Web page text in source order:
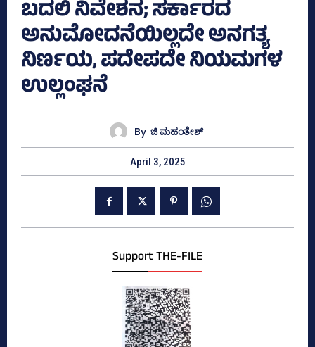
ಬದಲಿ ನಿವೇಶನ; ಸರ್ಕಾರದ
ಅನುಮೋದನೆಯಿಲ್ಲದೇ ಅನಗತ್ಯ
ನಿರ್ಣಯ, ಪದೇಪದೇ ನಿಯಮಗಳ
ಉಲ್ಲಂಘನೆ
By ಜಿ ಮಹಂತೇಶ್
April 3, 2025
Support THE-FILE